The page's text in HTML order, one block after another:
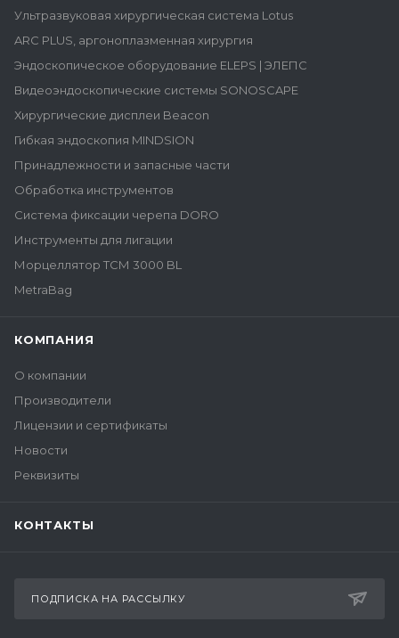
Ультразвуковая хирургическая система Lotus
ARC PLUS, аргоноплазменная хирургия
Эндоскопическое оборудование ELEPS | ЭЛЕПС
Видеоэндоскопические системы SONOSCAPE
Хирургические дисплеи Beacon
Гибкая эндоскопия MINDSION
Принадлежности и запасные части
Обработка инструментов
Система фиксации черепа DORO
Инструменты для лигации
Морцеллятор ТСМ 3000 BL
MetraBag
КОМПАНИЯ
О компании
Производители
Лицензии и сертификаты
Новости
Реквизиты
КОНТАКТЫ
ПОДПИСКА НА РАССЫЛКУ